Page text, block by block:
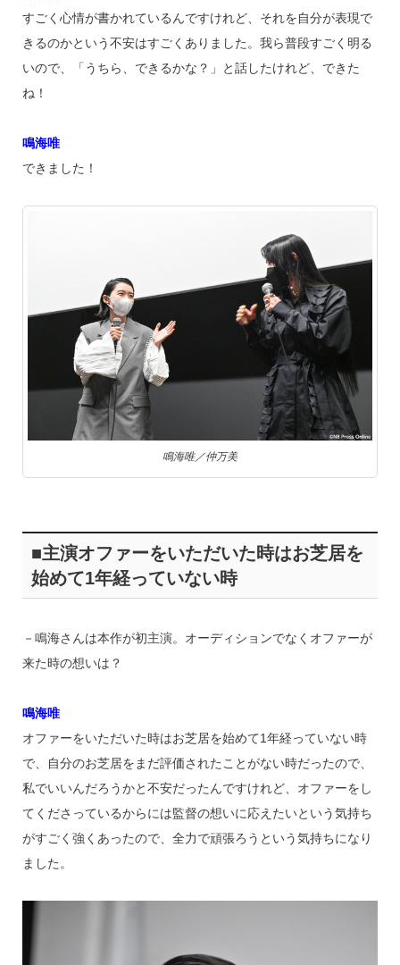
すごく心情が書かれているんですけれど、それを自分が表現で
きるのかという不安はすごくありました。我ら普段すごく明る
いので、「うちら、できるかな？」と話したけれど、できた
ね！
鳴海唯
できました！
鳴海唯／仲万美
■主演オファーをいただいた時はお芝居を
始めて1年経っていない時
－鳴海さんは本作が初主演。オーディションでなくオファーが
来た時の想いは？
鳴海唯
オファーをいただいた時はお芝居を始めて1年経っていない時
で、自分のお芝居をまだ評価されたことがない時だったので、
私でいいんだろうかと不安だったんですけれど、オファーをし
てくださっているからには監督の想いに応えたいという気持ち
がすごく強くあったので、全力で頑張ろうという気持ちになり
ました。